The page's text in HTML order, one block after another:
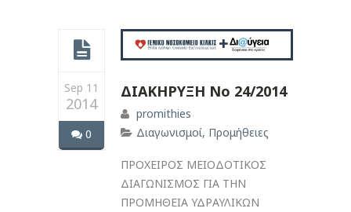
Sep 11
2014
0
ΔΙΑΚΗΡΥΞΗ Νο 24/2014
promithies
Διαγωνισμοί, Προμήθειες
ΠΡΟΧΕΙΡΟΣ ΜΕΙΟΔΟΤΙΚΟΣ
ΔΙΑΓΩΝΙΣΜΟΣ ΓΙΑ ΤΗΝ
ΠΡΟΜΗΘΕΙΑ ΥΔΡΑΥΛΙΚΩΝ